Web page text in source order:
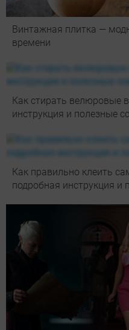
Винтажная плитка —
времени
Как стирать велюровые
инструкция и полезные
Как правильно клеить
подробная инструкция и